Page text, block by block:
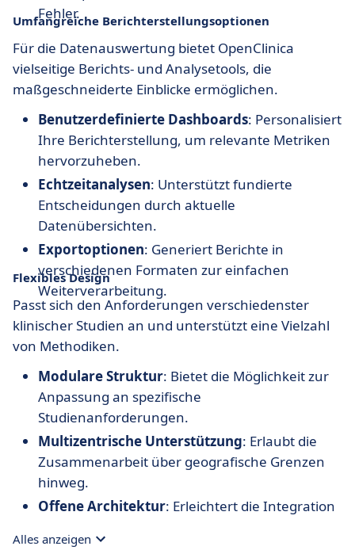
Fehler.
Umfangreiche Berichterstellungsoptionen
Für die Datenauswertung bietet OpenClinica
vielseitige Berichts- und Analysetools, die
maßgeschneiderte Einblicke ermöglichen.
Benutzerdefinierte Dashboards: Personalisiert
Ihre Berichterstellung, um relevante Metriken
hervorzuheben.
Echtzeitanalysen: Unterstützt fundierte
Entscheidungen durch aktuelle
Datenübersichten.
Exportoptionen: Generiert Berichte in
verschiedenen Formaten zur einfachen
Weiterverarbeitung.
Flexibles Design
Passt sich den Anforderungen verschiedenster
klinischer Studien an und unterstützt eine Vielzahl
von Methodiken.
Modulare Struktur: Bietet die Möglichkeit zur
Anpassung an spezifische
Studienanforderungen.
Multizentrische Unterstützung: Erlaubt die
Zusammenarbeit über geografische Grenzen
hinweg.
Offene Architektur: Erleichtert die Integration
Alles anzeigen